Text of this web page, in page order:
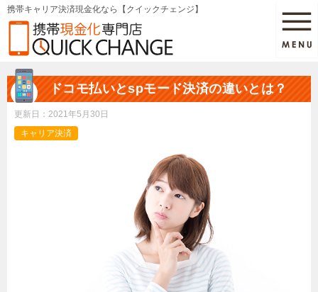
携帯キャリア決済現金化なら【クイックチェンジ】
ドコモ払いとspモード決済の違いとは？
更新日： 2021年5月30日
キャリア決済